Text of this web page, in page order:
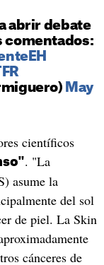
abrir debate
comentados:
May
científicos
. "La
asume la
del sol
de piel. La Skin
cánceres de